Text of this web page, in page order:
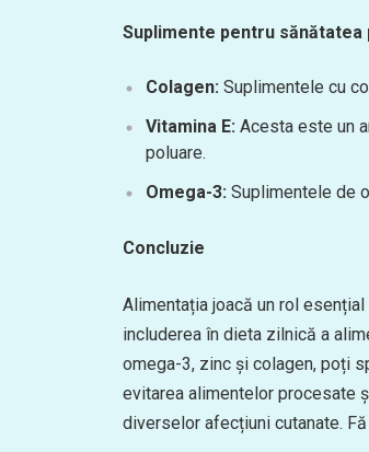
Suplimente pentru sănătatea
Colagen: Suplimentele cu
Vitamina E: Acesta este un
poluare.
Omega-3: Suplimentele de
Concluzie
Alimentația joacă un rol
includerea în dieta zilnică a
omega-3, zinc și colagen, poți
evitarea alimentelor procesate
diverselor afecțiuni cutanate.